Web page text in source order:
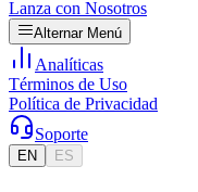
Lanza con Nosotros
Alternar Menú
Analíticas
Términos de Uso
Política de Privacidad
Soporte
EN ES